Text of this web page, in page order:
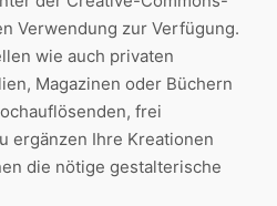
Verwendung zur Verfügung.
wie auch privaten
Magazinen oder Büchern
frei
ergänzen Ihre Kreationen
die nötige gestalterische